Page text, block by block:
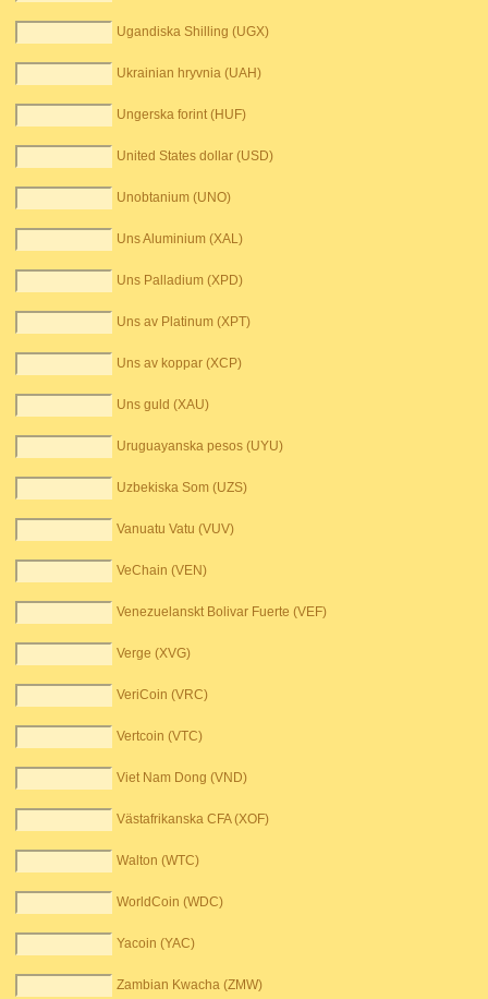
Ugandiska Shilling (UGX)
Ukrainian hryvnia (UAH)
Ungerska forint (HUF)
United States dollar (USD)
Unobtanium (UNO)
Uns Aluminium (XAL)
Uns Palladium (XPD)
Uns av Platinum (XPT)
Uns av koppar (XCP)
Uns guld (XAU)
Uruguayanska pesos (UYU)
Uzbekiska Som (UZS)
Vanuatu Vatu (VUV)
VeChain (VEN)
Venezuelanskt Bolivar Fuerte (VEF)
Verge (XVG)
VeriCoin (VRC)
Vertcoin (VTC)
Viet Nam Dong (VND)
Västafrikanska CFA (XOF)
Walton (WTC)
WorldCoin (WDC)
Yacoin (YAC)
Zambian Kwacha (ZMW)